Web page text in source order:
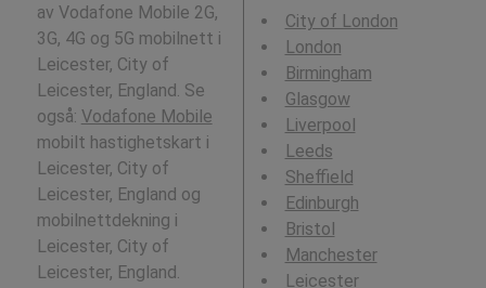
av Vodafone Mobile 2G,
3G, 4G og 5G mobilnett i
Leicester, City of
Leicester, England. Se
også: Vodafone Mobile
mobilt hastighetskart i
Leicester, City of
Leicester, England og
mobilnettdekning i
Leicester, City of
Leicester, England.
City of London
London
Birmingham
Glasgow
Liverpool
Leeds
Sheffield
Edinburgh
Bristol
Manchester
Leicester